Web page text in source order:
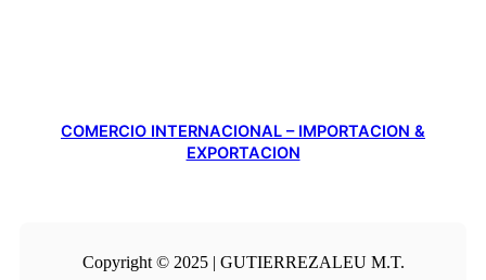
COMERCIO INTERNACIONAL – IMPORTACION &
EXPORTACION
Copyright © 2025 | GUTIERREZALEU M.T.